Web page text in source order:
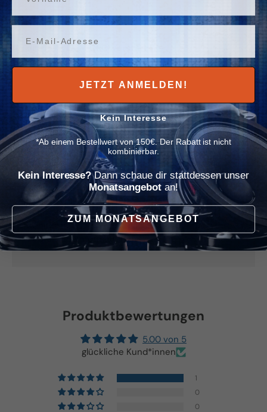
Bass-Fernbedienung
Zahlung & Sicherheit
Bezahlmethoden
Ihre Zahlungsinformationen werden sicher
verarbeitet. Wir speichern weder
Kreditkartendaten noch haben wir Zugriff auf Ihre
Kreditkarteninformationen.
Produktbewertungen
5.00 von 5
glückliche Kund*innen
1
0
0
JETZT ANMELDEN!
Kein Interesse
*Ab einem Bestellwert von 150€. Der Rabatt ist nicht
kombinierbar.
Kein Interesse?Dann schaue dir stattdessen unser
Monatsangebotan!
ZUM MONATSANGEBOT